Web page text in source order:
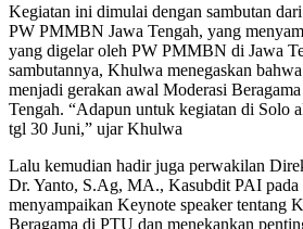
Kegiatan ini dimulai dengan sambutan
PW PMMBN Jawa Tengah, yang
yang digelar oleh PW PMMBN di Jawa
sambutannya, Khulwa menegaskan
menjadi gerakan awal Moderasi
Tengah. “Adapun untuk kegiatan di Solo
tgl 30 Juni,” ujar Khulwa
Lalu kemudian hadir juga perwakilan
Dr. Yanto, S.Ag, MA., Kasubdit PAI
menyampaikan Keynote speaker tentang
Beragama di PTU dan menekankan